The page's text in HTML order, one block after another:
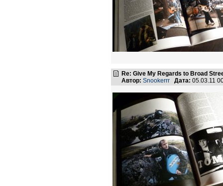
Re: Give My Regards to Broad
Автор: Snookerrr Дата: 05.03.11